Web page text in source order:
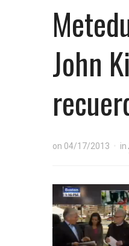
John
on 04/17/2013 in